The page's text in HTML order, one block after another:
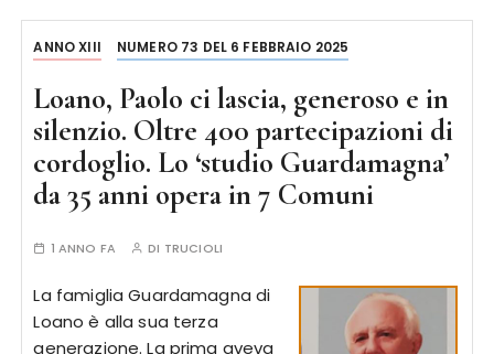
ANNO XIII NUMERO 73 DEL 6 FEBBRAIO 2025
Loano, Paolo ci lascia, generoso e in
silenzio. Oltre 400 partecipazioni di
cordoglio. Lo ‘studio Guardamagna’
da 35 anni opera in 7 Comuni
1 ANNO FA DI TRUCIOLI
La famiglia Guardamagna di
Loano è alla sua terza
generazione. La prima aveva